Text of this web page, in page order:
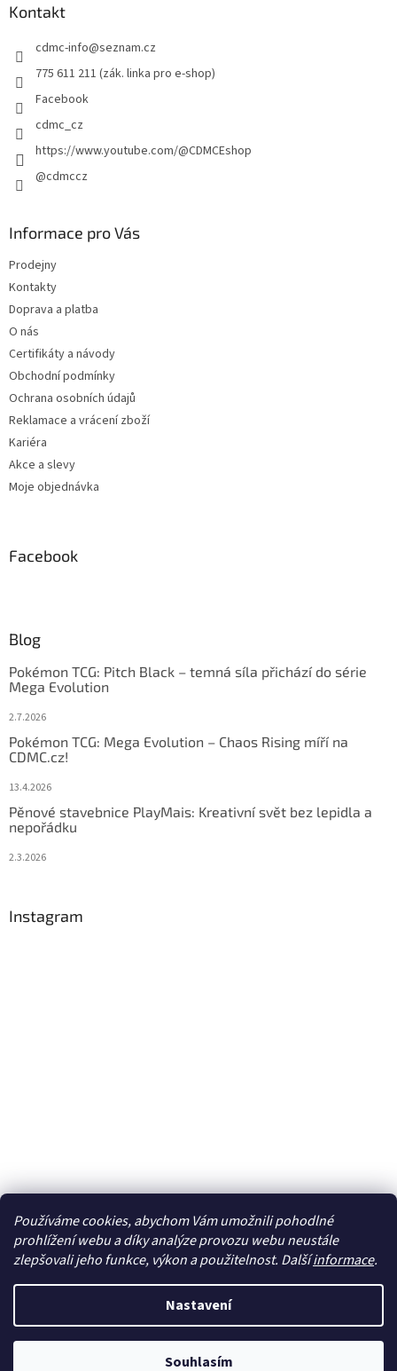
Používáme cookies, abychom Vám umožnili pohodlné
prohlížení webu a díky analýze provozu webu neustále
zlepšovali jeho funkce, výkon a použitelnost. Dalšíinformace.
Nastavení
Souhlasím
Kontakt
cdmc-info@seznam.cz
775 611 211 (zák. linka pro e-shop)
Facebook
cdmc_cz
https://www.youtube.com/@CDMCEshop
@cdmccz
Informace pro Vás
Prodejny
Kontakty
Doprava a platba
O nás
Certifikáty a návody
Obchodní podmínky
Ochrana osobních údajů
Reklamace a vrácení zboží
Kariéra
Akce a slevy
Moje objednávka
Facebook
Blog
Pokémon TCG: Pitch Black – temná síla přichází do série
Mega Evolution
2.7.2026
Pokémon TCG: Mega Evolution – Chaos Rising míří na
CDMC.cz!
13.4.2026
Pěnové stavebnice PlayMais: Kreativní svět bez lepidla a
nepořádku
2.3.2026
Instagram
Sledovat na Instagramu
Copyright 2026cdmc.cz. Všechna práva vyhrazena.Upravit
nastavení cookies